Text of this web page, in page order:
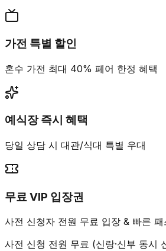
가전 특별 할인
혼수 가전 최대 40% 페어 한정 혜택
예식장 즉시 혜택
당일 상담 시 대관/식대 특별 우대
무료 VIP 입장권
사전 신청자 전원 무료 입장 & 빠른 패
사전 신청 전원 무료 (신랑·신부 동시